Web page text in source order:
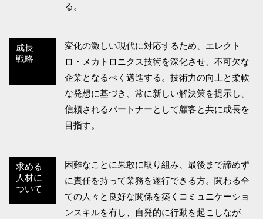
る。
成長
戦略
変化の激しい現代に対応するため、エレクト
ロ・メカトロニクス技術を深化させ、不可欠な
企業となるべく邁進する。技術力の向上と柔軟
な発想に基づき、常に新しい解決策を提示し、
信頼されるパートナーとして顧客と共に成長を
目指す。
求める
人材に
ついて
困難なことに果敢に取り組み、最後まで諦めず
に責任を持って業務を遂行できる方。関わる全
ての人々と良好な関係を築くコミュニケーショ
ンスキルを有し、自発的に行動を起こしなが